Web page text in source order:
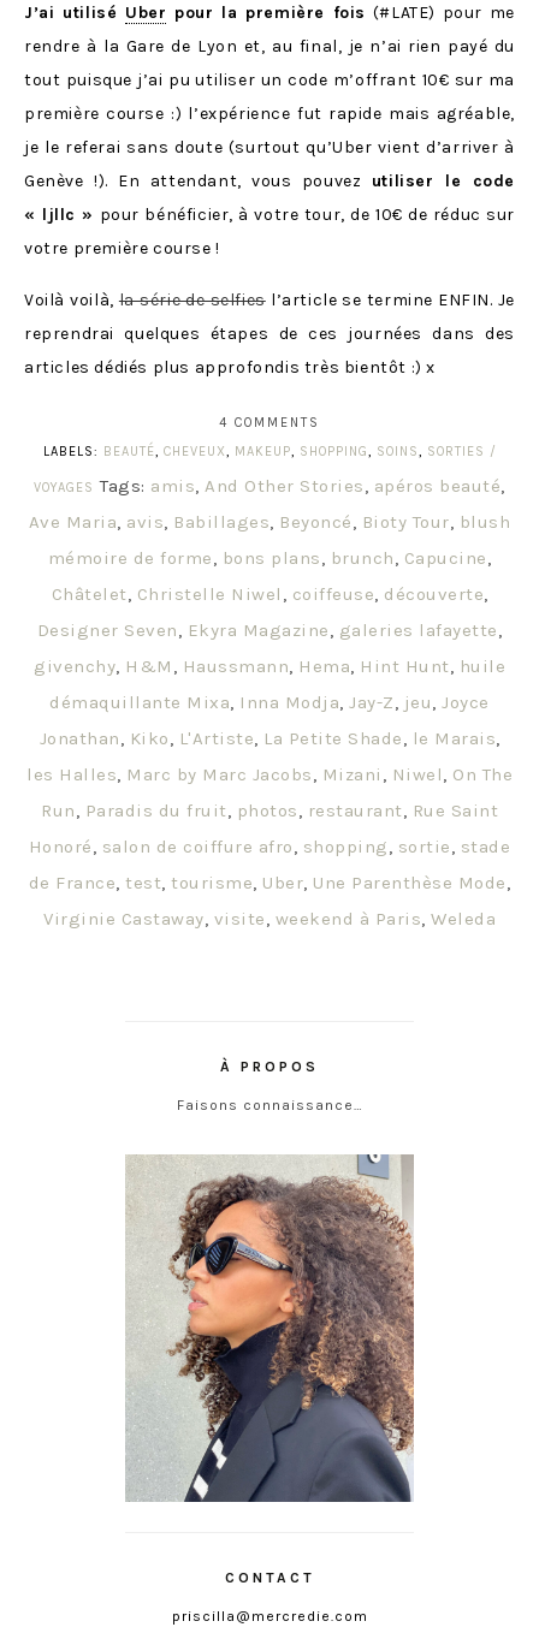
J’ai utilisé Uber pour la première fois (#LATE) pour me
rendre à la Gare de Lyon et, au final, je n’ai rien payé du
tout puisque j’ai pu utiliser un code m’offrant 10€ sur ma
première course :) l’expérience fut rapide mais agréable,
je le referai sans doute (surtout qu’Uber vient d’arriver à
Genève !). En attendant, vous pouvez utiliser le code
« ljllc » pour bénéficier, à votre tour, de 10€ de réduc sur
votre première course !
Voilà voilà,la série de selfiesl’article se termine ENFIN. Je
reprendrai quelques étapes de ces journées dans des
articles dédiés plus approfondis très bientôt :) x
4 COMMENTS
LABELS: BEAUTÉ CHEVEUX MAKEUP SHOPPING SOINS SORTIES /
VOYAGES Tags: amis And Other Stories apéros beauté
Ave Maria avis Babillages Beyoncé Bioty Tour
blush
mémoire de forme
bons plans brunch Capucine
Châtelet
Christelle Niwel coiffeuse découverte
Designer Seven
Ekyra Magazine galeries lafayette
givenchy H&M Haussmann Hema Hint Hunt
huile
démaquillante Mixa
Inna Modja ,Jay-Z jeu ,Joyce
Jonathan
Kiko L'Artiste La Petite Shade le Marais
les Halles
Marc by Marc Jacobs Mizani Niwel
On The
Run
Paradis du fruit photos restaurant
Rue Saint
Honoré
salon de coiffure afro shopping sortie
stade
de France ,test ,tourisme Uber Une Parenthèse Mode
Virginie Castaway visite weekend à Paris Weleda
À PROPOS
Faisons connaissance…
CONTACT
priscilla@mercredie.com